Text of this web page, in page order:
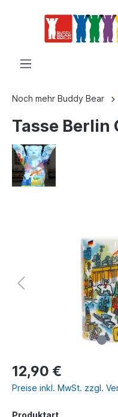
Noch mehr Buddy Bear
Tasse Berlin
12,90 €
Preise inkl. MwSt. zzgl.
Produktart